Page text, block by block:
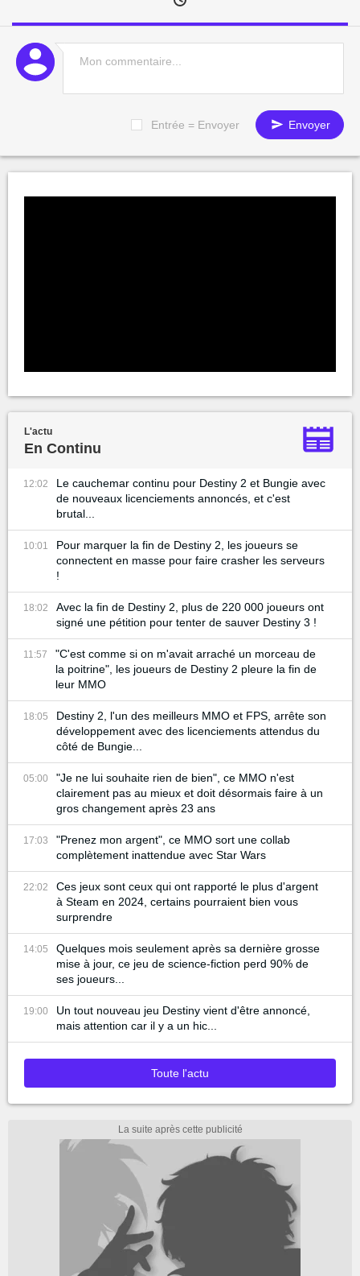
Entrée = Envoyer Envoyer
L'actu
En Continu
12:02
Le cauchemar continu pour Destiny 2 et Bungie avec
de nouveaux licenciements annoncés, et c'est
brutal...
10:01
Pour marquer la fin de Destiny 2, les joueurs se
connectent en masse pour faire crasher les serveurs
!
18:02
Avec la fin de Destiny 2, plus de 220 000 joueurs ont
signé une pétition pour tenter de sauver Destiny 3 !
11:57
"C'est comme si on m'avait arraché un morceau de
la poitrine", les joueurs de Destiny 2 pleure la fin de
leur MMO
18:05
Destiny 2, l'un des meilleurs MMO et FPS, arrête son
développement avec des licenciements attendus du
côté de Bungie...
05:00
"Je ne lui souhaite rien de bien", ce MMO n'est
clairement pas au mieux et doit désormais faire à un
gros changement après 23 ans
17:03
"Prenez mon argent", ce MMO sort une collab
complètement inattendue avec Star Wars
22:02
Ces jeux sont ceux qui ont rapporté le plus d'argent
à Steam en 2024, certains pourraient bien vous
surprendre
14:05
Quelques mois seulement après sa dernière grosse
mise à jour, ce jeu de science-fiction perd 90% de
ses joueurs...
19:00
Un tout nouveau jeu Destiny vient d'être annoncé,
mais attention car il y a un hic...
Toute l'actu